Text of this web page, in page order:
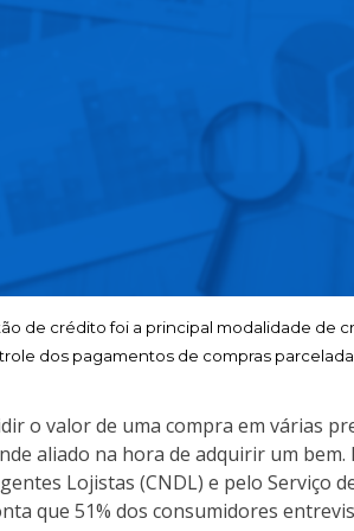
de crédito foi a principal modalidade de
dos pagamentos de compras
o valor de uma compra em várias
aliado na hora de adquirir um
Lojistas (CNDL) e pelo Serviço
que 51% dos consumidores